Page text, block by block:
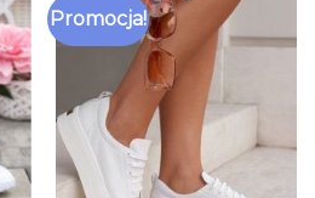
Promocja!